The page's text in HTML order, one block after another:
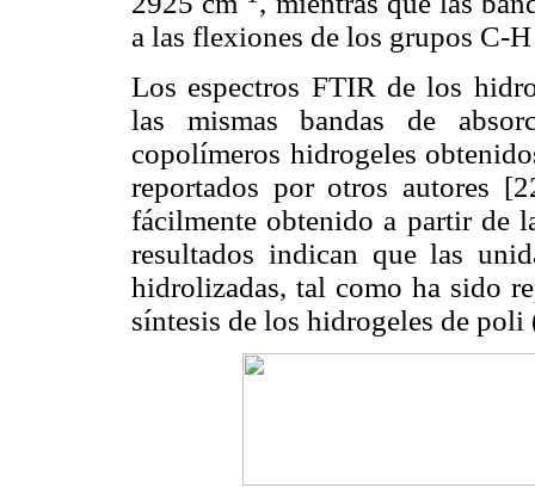
a las flexiones de los grupos C-H
Los espectros FTIR de los
las mismas bandas de
copolímeros hidrogeles
reportados por otros autores
fácilmente obtenido a partir de
resultados indican que las
hidrolizadas, tal como ha sido
síntesis de los hidrogeles de